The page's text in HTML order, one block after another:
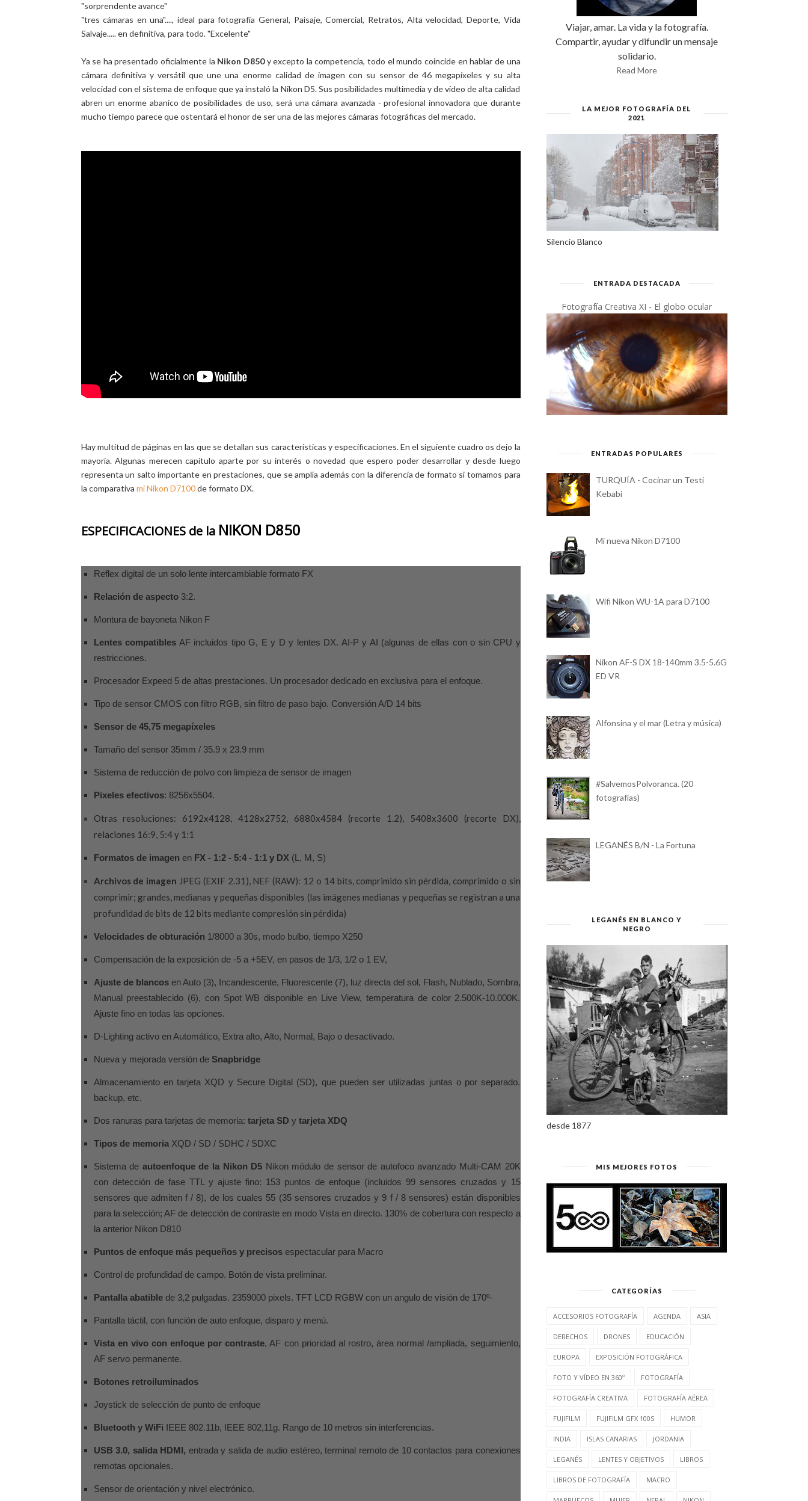
"sorprendente avance"
"tres cámaras en una"...., ideal para fotografía General, Paisaje, Comercial, Retratos, Alta velocidad, Deporte, Vida
Salvaje..... en definitiva, para todo. "Excelente"
Ya se ha presentado oficialmente la Nikon D850y excepto la competencia, todo el mundo coincide en hablar de una
cámara definitiva y versátil que une una enorme calidad de imagen con su sensor de 46 megapíxeles y su alta
velocidad con el sistema de enfoque que ya instaló la Nikon D5. Sus posibilidades multimedia y de vídeo de alta calidad
abren un enorme abanico de posibilidades de uso, será una cámara avanzada - profesional innovadora que durante
mucho tiempo parece que ostentará el honor de ser una de las mejores cámaras fotográficas del mercado.
Hay multitud de páginas en las que se detallan sus características y especificaciones. En el siguiente cuadro os dejo la
mayoría. Algunas merecen capítulo aparte por su interés o novedad que espero poder desarrollar y desde luego
representa un salto importante en prestaciones, que se amplía además con la diferencia de formato si tomamos para
la comparativa mi Nikon D7100de formato DX.
ESPECIFICACIONES de la NIKON D850
Reflex digital de un solo lente intercambiable formato FX
Relación de aspecto3:2.
Montura de bayoneta Nikon F
Lentes compatibles AF incluidos tipo G, E y D y lentes DX. AI-P y AI (algunas de ellas con o sin CPU y
restricciones.
Procesador Expeed 5 de altas prestaciones. Un procesador dedicado en exclusiva para el enfoque.
Tipo de sensor CMOS con filtro RGB, sin filtro de paso bajo. Conversión A/D 14 bits
Sensor de 45,75 megapíxeles
Tamaño del sensor 35mm / 35.9 x 23.9 mm
Sistema de reducción de polvo con limpieza de sensor de imagen
Pixeles efectivos: 8256x5504.
Otras resoluciones: 6192x4128, 4128x2752, 6880x4584 (recorte 1.2), 5408x3600 (recorte DX),
relaciones 16:9, 5:4 y 1:1
Formatos de imagen en FX - 1:2 - 5:4 - 1:1 y DX (L, M, S)
Archivos de imagen JPEG (EXIF 2.31), NEF (RAW): 12 o 14 bits, comprimido sin pérdida, comprimido o sin
comprimir; grandes, medianas y pequeñas disponibles (las imágenes medianas y pequeñas se registran a una
profundidad de bits de 12 bits mediante compresión sin pérdida)
Velocidades de obturación 1/8000 a 30s, modo bulbo, tiempo X250
Compensación de la exposición de -5 a +5EV, en pasos de 1/3, 1/2 o 1 EV,
Ajuste de blancosen Auto (3), Incandescente, Fluorescente (7), luz directa del sol, Flash, Nublado, Sombra,
Manual preestablecido (6), con Spot WB disponible en Live View, temperatura de color 2.500K-10.000K.
Ajuste fino en todas las opciones.
D-Lighting activo en Automático, Extra alto, Alto, Normal, Bajo o desactivado.
Nueva y mejorada versión de Snapbridge
Almacenamiento en tarjeta XQD y Secure Digital (SD), que pueden ser utilizadas juntas o por separado.
backup, etc.
Dos ranuras para tarjetas de memoria: tarjeta SD y tarjeta XDQ
Tipos de memoriaXQD / SD / SDHC / SDXC
Sistema de autoenfoque de la Nikon D5 Nikon módulo de sensor de autofoco avanzado Multi-CAM 20K
con detección de fase TTL y ajuste fino: 153 puntos de enfoque (incluidos 99 sensores cruzados y 15
sensores que admiten f / 8), de los cuales 55 (35 sensores cruzados y 9 f / 8 sensores) están disponibles
para la selección; AF de detección de contraste en modo Vista en directo. 130% de cobertura con respecto a
la anterior Nikon D810
Puntos de enfoque más pequeños y precisos espectacular para Macro
Control de profundidad de campo. Botón de vista preliminar.
Pantalla abatiblede 3,2 pulgadas. 2359000 pixels. TFT LCD RGBW con un angulo de visión de 170º-
Pantalla táctil, con función de auto enfoque, disparo y menú.
Vista en vivo con enfoque por contraste, AF con prioridad al rostro, área normal /ampliada, seguimiento,
AF servo permanente.
Botones retroiluminados
Joystick de selección de punto de enfoque
Bluetooth y WiFi IEEE 802.11b, IEEE 802,11g. Rango de 10 metros sin interferencias.
USB 3.0, salida HDMI, entrada y salida de audio estéreo, terminal remoto de 10 contactos para conexiones
remotas opcionales.
Sensor de orientación y nivel electrónico.
Viajar, amar. La vida y la fotografía.
Compartir, ayudar y difundir un mensaje
solidario.
Read More
LA MEJOR FOTOGRAFÍA DEL
2021
Silencio Blanco
ENTRADA DESTACADA
Fotografía Creativa XI - El globo ocular
ENTRADAS POPULARES
TURQUÍA - Cocinar un Testi
Kebabi
Mi nueva Nikon D7100
Wifi Nikon WU-1A para D7100
Nikon AF-S DX 18-140mm 3.5-5.6G
ED VR
Alfonsina y el mar (Letra y música)
#SalvemosPolvoranca. (20
fotografías)
LEGANÉS B/N - La Fortuna
LEGANÉS EN BLANCO Y
NEGRO
desde 1877
MIS MEJORES FOTOS
CATEGORÍAS
ACCESORIOS FOTOGRAFÍA AGENDA ASIA
DERECHOS DRONES EDUCACIÓN
EUROPA EXPOSICIÓN FOTOGRÁFICA
FOTO Y VÍDEO EN 360º FOTOGRAFÍA
FOTOGRAFÍA CREATIVA FOTOGRAFÍA AÉREA
FUJIFILM FUJIFILM GFX 100S HUMOR
INDIA ISLAS CANARIAS JORDANIA
LEGANÉS LENTES Y OBJETIVOS LIBROS
LIBROS DE FOTOGRAFÍA MACRO